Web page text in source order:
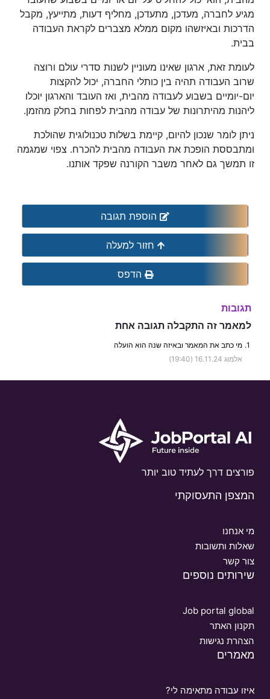
מגיע לחברה, מעדכן, מתעדכן, מחליף דעות, מתייעץ, מקבל
הדרכות ובאיזשהו מקום ממלא מצברים לקראת העבודה
בבית.
לעומת זאת, ארגון שאינו מעוניין לשנות סדרי עולם ורוצה
שרוב העבודה תהיה בין כותלי החברה, יכול להקצות
יום-יומיים בשבוע לעבודה מהבית, ואז העובד והארגון יוכלו
ליהנות מהיתרונות של עבודה מהבית לפחות בחלק מהזמן.
ניתן לומר שנכון להיום, קיימת בשלות טכנולוגית שהולכת
ומתבססת הופכת את העבודה מהבית להכרח. צפוי שמגמה
זו תמשך גם לאחר משבר הקורנה שפקד אותנו.
הוספת תגובה
חזור למעלה
הדפס
תגובות
למאמר זה התקבלה תגובה אחת
1. מי כתב את המאמר ובאיזה שנה הוא הועלה
אלמוג 16.11.24 (19:40)
פורצים דרך לעתיד טוב יותר
המצפן התעסוקתי
מי אנחנו
שאלות ותשובות
צור קשר
שירותים נוספים
Job portal global
תקנון האתר
הצהרת נגישות
מאמרים
איזו עבודה מתאימה לי?